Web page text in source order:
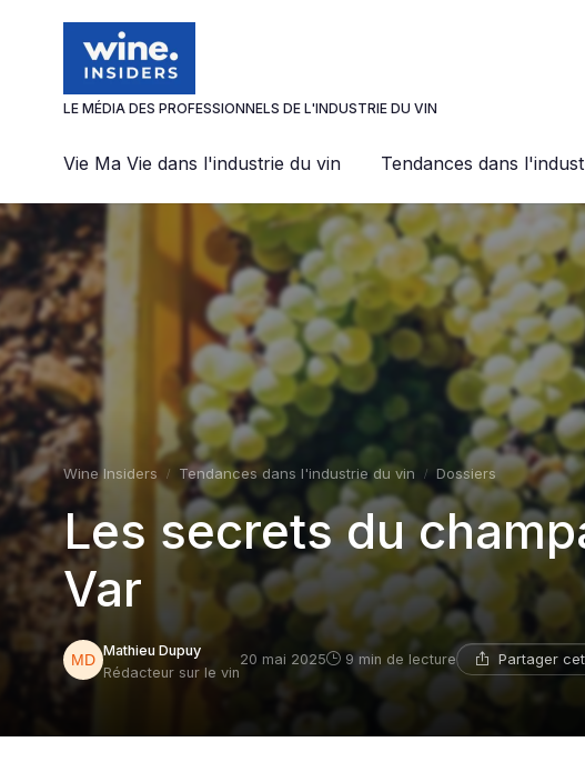
LE MÉDIA DES PROFESSIONNELS DE L'INDUSTRIE DU VIN
Vie Ma Vie dans l'industrie du vin Tendances dans
Wine Insiders Tendances dans l'industrie du vin Dossiers
Les secrets du
Var
Mathieu Dupuy
Rédacteur sur le vin
20 mai 2025 9 min de lecture Partager